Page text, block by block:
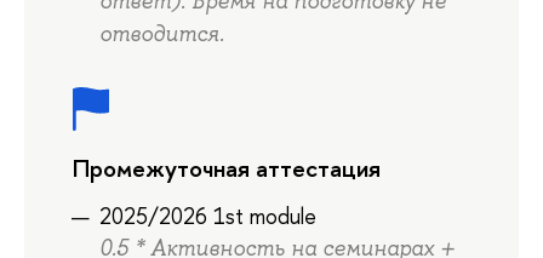
отводится.
Промежуточная аттестация
2025/2026 1st module
0.5 * Активность на семинарах +